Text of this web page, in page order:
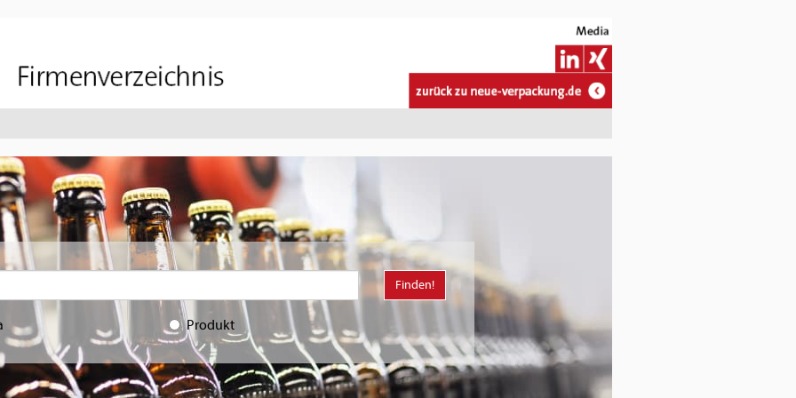
Finden!
Produkt